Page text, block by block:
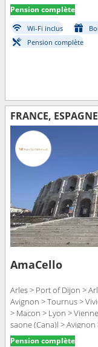
Pension complète
Wi-Fi inclus
Pension complète
FRANCE, ESPAGNE
AmaCello
Arles > Port of Dijon >
Avignon > Tournus >
> Macon > Lyon >
saone (Cana)l >
Pension complète